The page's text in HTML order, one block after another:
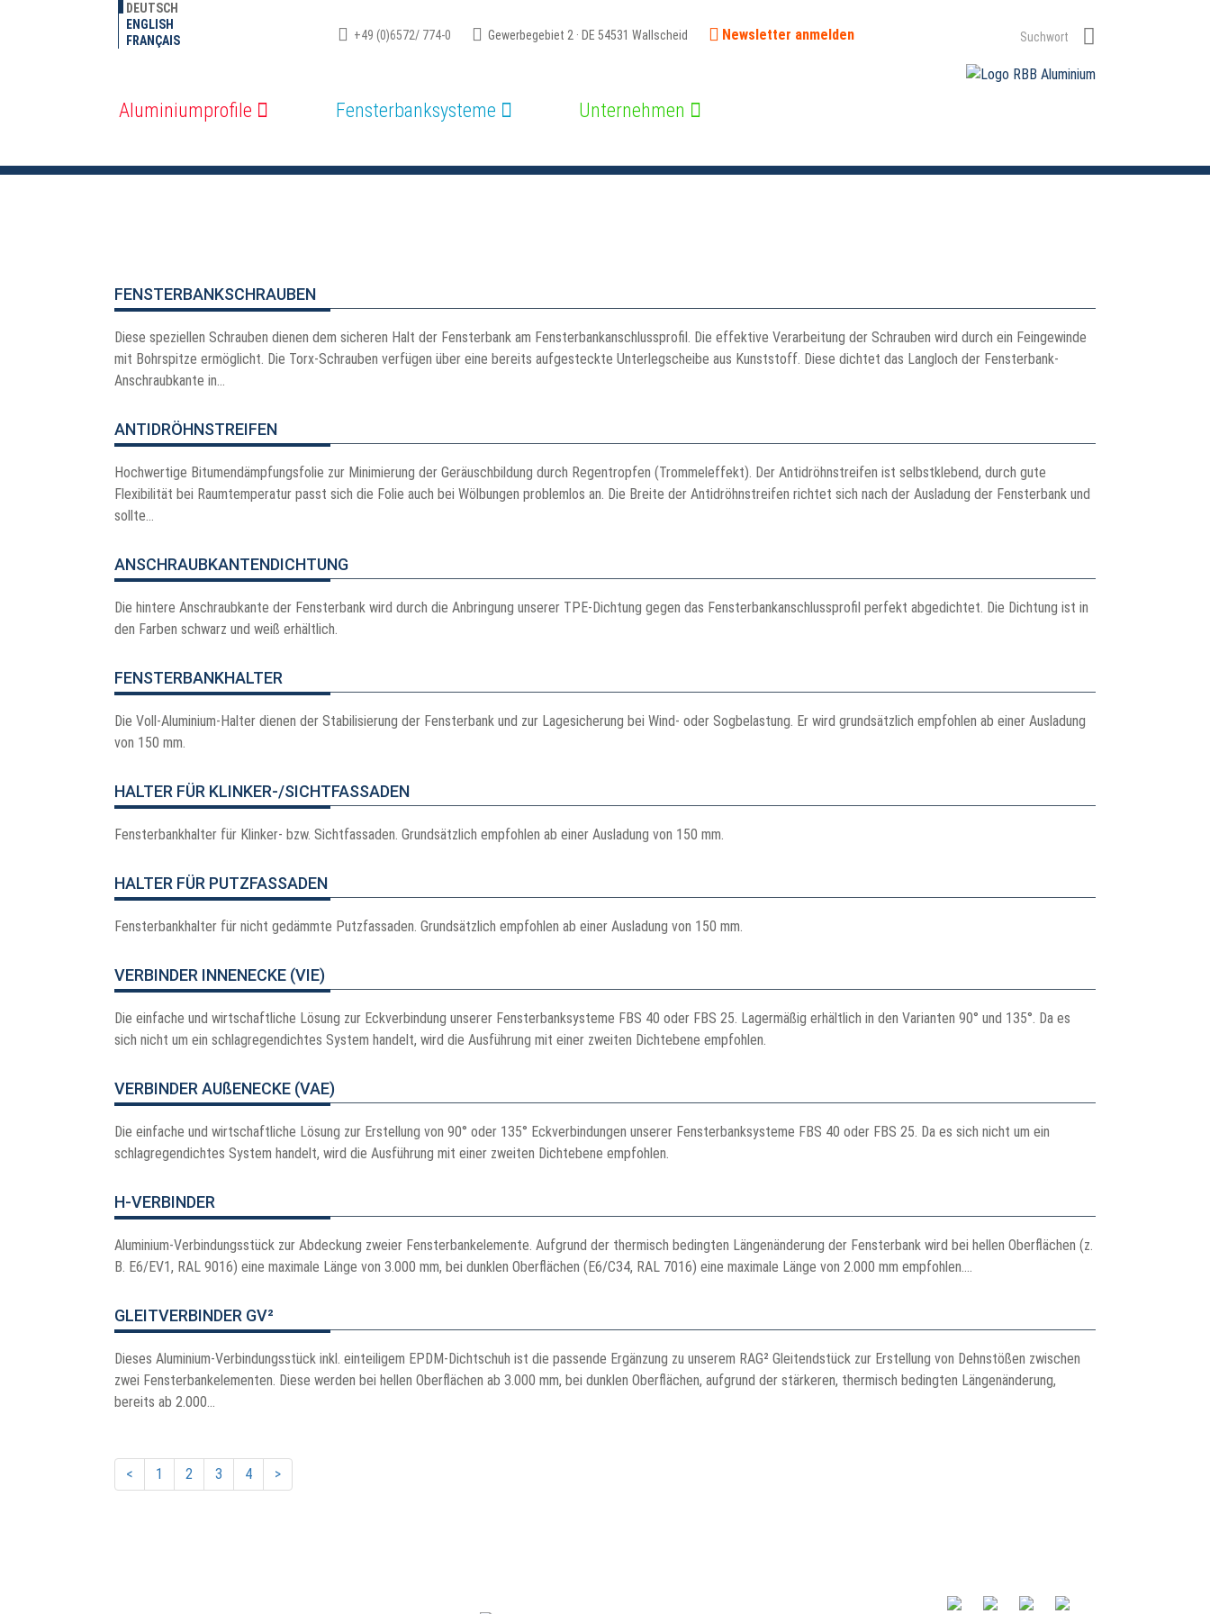
DEUTSCH
ENGLISH
FRANÇAIS
+49 (0)6572/ 774-0 Gewerbegebiet 2 · DE 54531 Wallscheid Newsletter anmelden
Aluminiumprofile Fensterbanksysteme Unternehmen
FENSTERBANKSCHRAUBEN
Diese speziellen Schrauben dienen dem sicheren Halt der Fensterbank am Fensterbankanschlussprofil. Die effektive Verarbeitung der Schrauben wird durch ein Feingewinde
mit Bohrspitze ermöglicht. Die Torx-Schrauben verfügen über eine bereits aufgesteckte Unterlegscheibe aus Kunststoff. Diese dichtet das Langloch der Fensterbank-
Anschraubkante in...
ANTIDRÖHNSTREIFEN
Hochwertige Bitumendämpfungsfolie zur Minimierung der Geräuschbildung durch Regentropfen (Trommeleffekt). Der Antidröhnstreifen ist selbstklebend, durch gute
Flexibilität bei Raumtemperatur passt sich die Folie auch bei Wölbungen problemlos an. Die Breite der Antidröhnstreifen richtet sich nach der Ausladung der Fensterbank und
sollte...
ANSCHRAUBKANTENDICHTUNG
Die hintere Anschraubkante der Fensterbank wird durch die Anbringung unserer TPE-Dichtung gegen das Fensterbankanschlussprofil perfekt abgedichtet. Die Dichtung ist in
den Farben schwarz und weiß erhältlich.
FENSTERBANKHALTER
Die Voll-Aluminium-Halter dienen der Stabilisierung der Fensterbank und zur Lagesicherung bei Wind- oder Sogbelastung. Er wird grundsätzlich empfohlen ab einer Ausladung
von 150 mm.
HALTER FÜR KLINKER-/SICHTFASSADEN
Fensterbankhalter für Klinker- bzw. Sichtfassaden. Grundsätzlich empfohlen ab einer Ausladung von 150 mm.
HALTER FÜR PUTZFASSADEN
Fensterbankhalter für nicht gedämmte Putzfassaden. Grundsätzlich empfohlen ab einer Ausladung von 150 mm.
VERBINDER INNENECKE (VIE)
Die einfache und wirtschaftliche Lösung zur Eckverbindung unserer Fensterbanksysteme FBS 40 oder FBS 25. Lagermäßig erhältlich in den Varianten 90° und 135°. Da es
sich nicht um ein schlagregendichtes System handelt, wird die Ausführung mit einer zweiten Dichtebene empfohlen.
VERBINDER AUßENECKE (VAE)
Die einfache und wirtschaftliche Lösung zur Erstellung von 90° oder 135° Eckverbindungen unserer Fensterbanksysteme FBS 40 oder FBS 25. Da es sich nicht um ein
schlagregendichtes System handelt, wird die Ausführung mit einer zweiten Dichtebene empfohlen.
H-VERBINDER
Aluminium-Verbindungsstück zur Abdeckung zweier Fensterbankelemente. Aufgrund der thermisch bedingten Längenänderung der Fensterbank wird bei hellen Oberflächen (z.
B. E6/EV1, RAL 9016) eine maximale Länge von 3.000 mm, bei dunklen Oberflächen (E6/C34, RAL 7016) eine maximale Länge von 2.000 mm empfohlen....
GLEITVERBINDER GV²
Dieses Aluminium-Verbindungsstück inkl. einteiligem EPDM-Dichtschuh ist die passende Ergänzung zu unserem RAG² Gleitendstück zur Erstellung von Dehnstößen zwischen
zwei Fensterbankelementen. Diese werden bei hellen Oberflächen ab 3.000 mm, bei dunklen Oberflächen, aufgrund der stärkeren, thermisch bedingten Längenänderung,
bereits ab 2.000...
< 1 2 3 4 >
> Aluminiumprofile